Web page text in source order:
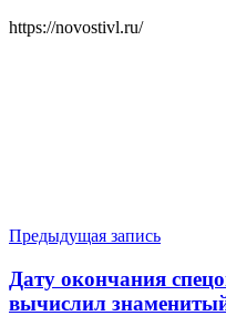
https://novostivl.ru/
Навигация
по
записям
Предыдущая запись
Дату окончания
вычислил